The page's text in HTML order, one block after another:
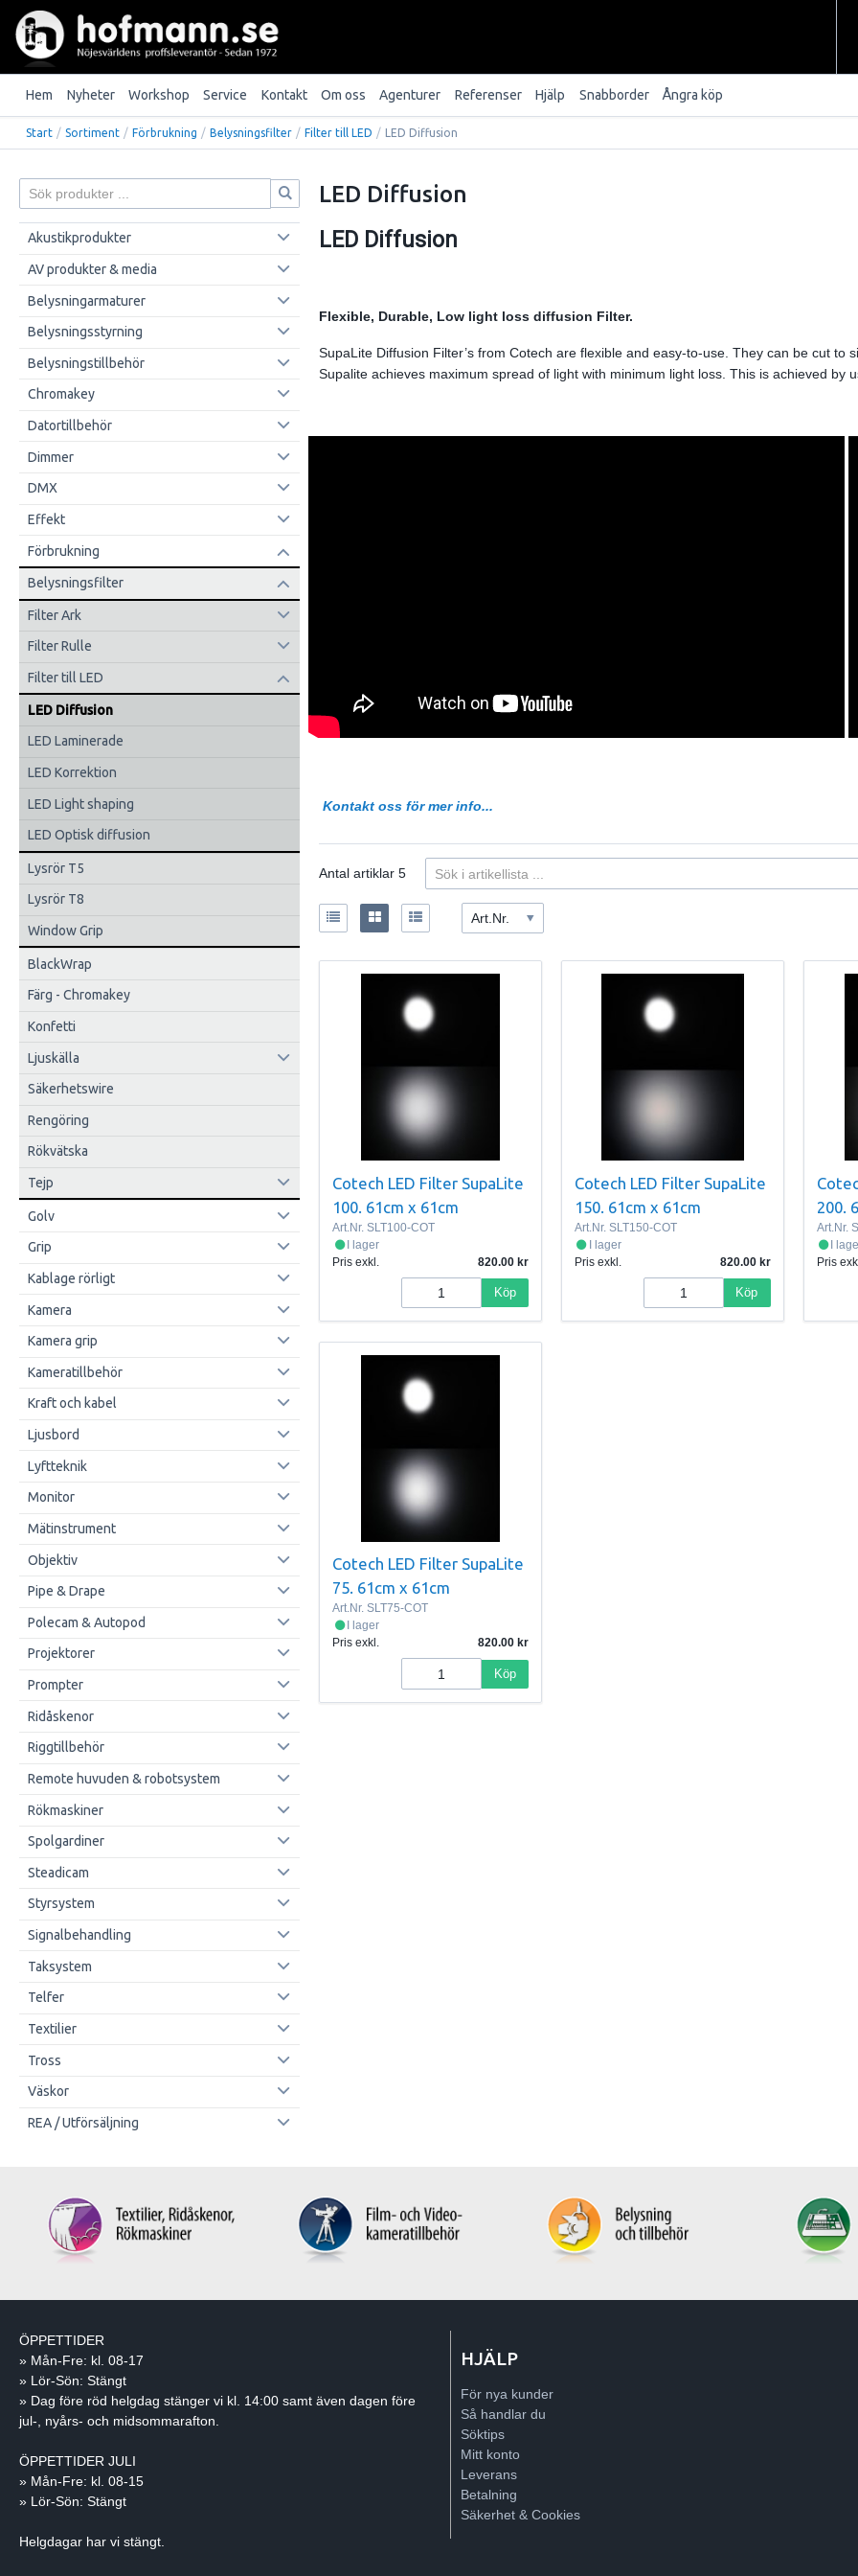
Hem Nyheter Workshop Service Kontakt Om oss Agenturer Referenser Hjälp Snabborder Ångra köp
Start / Sortiment / Förbrukning / Belysningsfilter / Filter till LED / LED Diffusion
Akustikprodukter
AV produkter & media
Belysningarmaturer
Belysningsstyrning
Belysningstillbehör
Chromakey
Datortillbehör
Dimmer
DMX
Effekt
Förbrukning
Belysningsfilter
Filter Ark
Filter Rulle
Filter till LED
LED Diffusion
LED Laminerade
LED Korrektion
LED Light shaping
LED Optisk diffusion
Lysrör T5
Lysrör T8
Window Grip
BlackWrap
Färg - Chromakey
Konfetti
Ljuskälla
Säkerhetswire
Rengöring
Rökvätska
Tejp
Golv
Grip
Kablage rörligt
Kamera
Kamera grip
Kameratillbehör
Kraft och kabel
Ljusbord
Lyftteknik
Monitor
Mätinstrument
Objektiv
Pipe & Drape
Polecam & Autopod
Projektorer
Prompter
Ridåskenor
Riggtillbehör
Remote huvuden & robotsystem
Rökmaskiner
Spolgardiner
Steadicam
Styrsystem
Signalbehandling
Taksystem
Telfer
Textilier
Tross
Väskor
REA / Utförsäljning
LED Diffusion
LED Diffusion
Flexible, Durable, Low light loss diffusion Filter.
SupaLite Diffusion Filter’s from Cotech are flexible and easy-to-use. They can be cut to
Supalite achieves maximum spread of light with minimum light loss. This is achieved by
Kontakt oss för mer info...
Antal artiklar5
Art.Nr.
Cotech LED Filter SupaLite
100. 61cm x 61cm
Art.Nr.SLT100-COT
I lager
Pris exkl.
820.00
Köp
Cotech LED Filter SupaLite
150. 61cm x 61cm
Art.Nr. SLT150-COT
I lager
Pris exkl.
820.00
Köp
200.
Art.Nr.
I
Pris
Cotech LED Filter SupaLite
75. 61cm x 61cm
Art.Nr.SLT75-COT
I lager
Pris exkl.
820.00
Köp
ÖPPETTIDER
» Mån-Fre: kl. 08-17
» Lör-Sön: Stängt
» Dag före röd helgdag stänger vi kl. 14:00 samt även dagen före
jul-, nyårs- och midsommarafton.
ÖPPETTIDER JULI
» Mån-Fre: kl. 08-15
» Lör-Sön: Stängt
Helgdagar har vi stängt.
HJÄLP
För nya kunder
Så handlar du
Söktips
Mitt konto
Leverans
Betalning
Säkerhet & Cookies